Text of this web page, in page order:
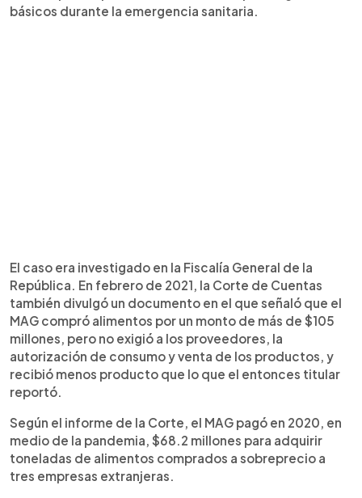
básicos durante la emergencia sanitaria.
El caso era investigado en la Fiscalía General de la
República. En febrero de 2021, la Corte de Cuentas
también divulgó un documento en el que señaló que el
MAG compró alimentos por un monto de más de $105
millones, pero no exigió a los proveedores, la
autorización de consumo y venta de los productos, y
recibió menos producto que lo que el entonces titular
reportó.
Según el informe de la Corte, el MAG pagó en 2020, en
medio de la pandemia, $68.2 millones para adquirir
toneladas de alimentos comprados a sobreprecio a
tres empresas extranjeras.